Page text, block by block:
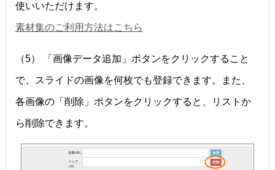
使いいただけます。
素材集のご利用方法はこちら
（5） 「画像データ追加」ボタンをクリックすること
で、スライドの画像を何枚でも登録できます。また、
各画像の「削除」ボタンをクリックすると、リストか
ら削除できます。